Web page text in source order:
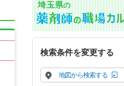
埼玉県の
検索条件を変更する
地図から検索する